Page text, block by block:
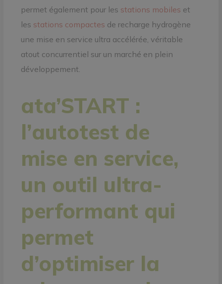
permet également pour les stations mobiles et
les stations compactes de recharge hydrogène
une mise en service ultra accélérée, véritable
atout concurrentiel sur un marché en plein
développement.
ata’START :
l’autotest de
mise en service,
un outil ultra-
performant qui
permet
d’optimiser la